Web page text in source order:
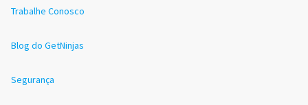
Trabalhe Conosco
Blog do GetNinjas
Segurança